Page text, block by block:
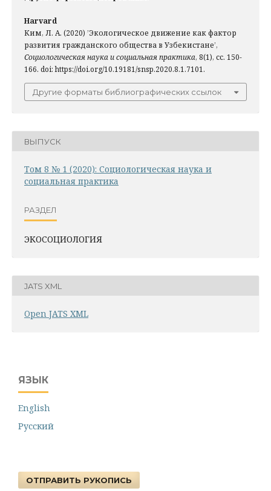
Harvard
Ким, Л. А. (2020) ’Экологическое движение как фактор
развития гражданского общества в Узбекистане’,
Социологическая наука и социальная практика, 8(1), сс. 150-
166. doi: https://doi.org/10.19181/snsp.2020.8.1.7101.
Другие форматы библиографических ссылок
ВЫПУСК
Том 8 № 1 (2020): Социологическая наука и
социальная практика
РАЗДЕЛ
ЭКОСОЦИОЛОГИЯ
JATS XML
Open JATS XML
ЯЗЫК
English
Русский
ОТПРАВИТЬ РУКОПИСЬ